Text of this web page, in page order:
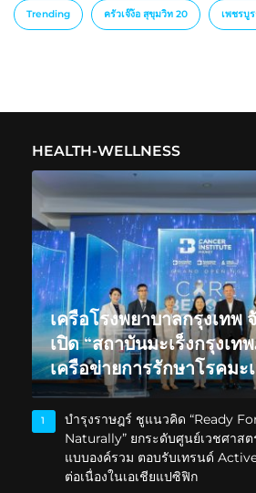
Trending ครัวเจ๊ง้อ สุขุมวิท 20 เพชรบู
HEALTH-WELLNESS
เครือโรงพยาบาลกรุงเทพ
เปิด “สถาบันมะเร็งกรุงเท
เครือข่ายการรักษาโรคมะ
1
บำรุงราษฎร์ ชูแนวคิด “Ready
Naturally” ยกระดับศูนย์เวชศาส
แบบองค์รวม ตอบรับเทรนด์
ต่อเนื่องในเอเชียแปซิฟิก